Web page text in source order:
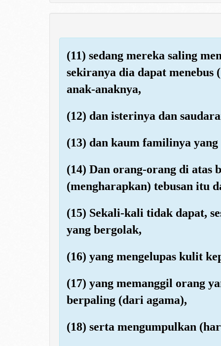
(11) sedang mereka saling
sekiranya dia dapat
anak-anaknya,
(12) dan isterinya dan
(13) dan kaum familinya
(14) Dan orang-orang di atas
(mengharapkan) tebusan itu
(15) Sekali-kali tidak dapat,
yang bergolak,
(16) yang mengelupas kulit
(17) yang memanggil orang
berpaling (dari agama),
(18) serta mengumpulkan